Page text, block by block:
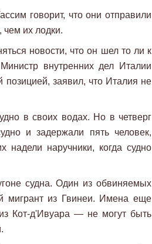
говорит, что они отправили
чем их лодки.
новости, что он шел то ли к
внутренних дел Италии
позицией, заявил, что Италия не
в своих водах. Но в четверг
и задержали пять человек,
надели наручники, когда судно
судна. Один из обвиняемых
мигрант из Гвинеи. Имена еще
Кот-д'Ивуара — не могут быть